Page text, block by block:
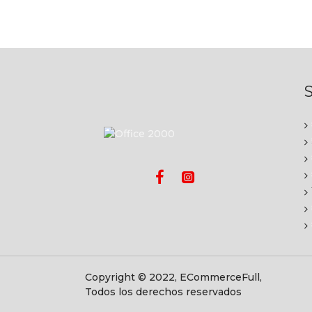
Copyright © 2022, ECommerceFull,
Todos los derechos reservados